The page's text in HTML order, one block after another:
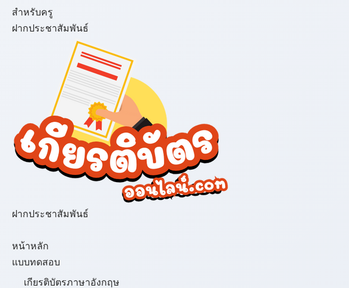
สำหรับครู
ฝากประชาสัมพันธ์
ฝากประชาสัมพันธ์
หน้าหลัก
แบบทดสอบ
เกียรติบัตรภาษาอังกฤษ